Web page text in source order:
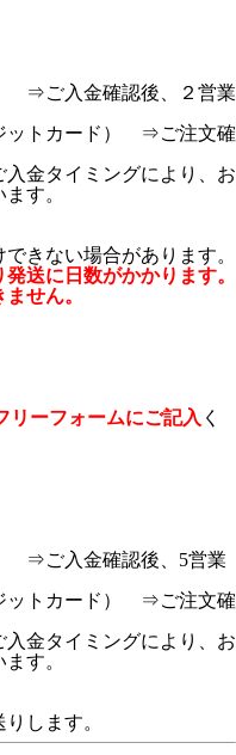
⇒ご入金確認後、２営業
ットカード） ⇒ご注文確
金タイミングにより、お
す。
きない場合があります。
送に日数がかかります。
せん。
リーフォームにご記入 く
⇒ご入金確認後、5営業
ットカード） ⇒ご注文確
金タイミングにより、お
す。
します。